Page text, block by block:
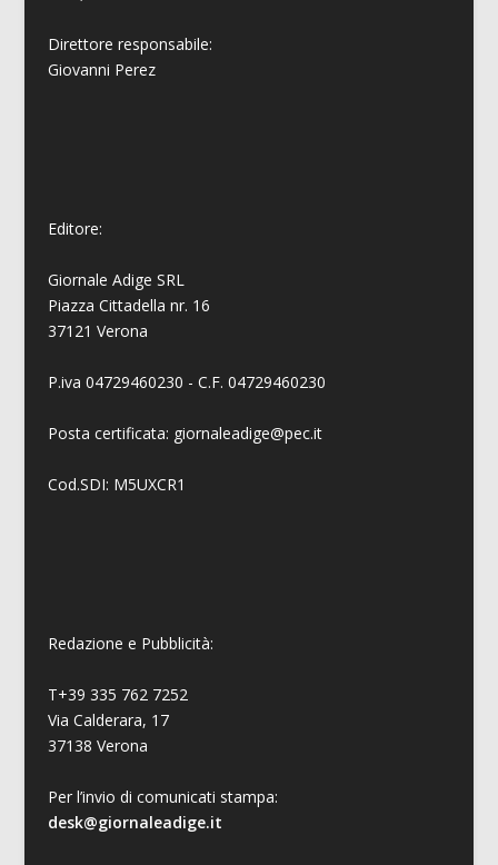
Direttore responsabile:
Giovanni Perez
Editore:
Giornale Adige SRL
Piazza Cittadella nr. 16
37121 Verona
P.iva 04729460230 - C.F. 04729460230
Posta certificata: giornaleadige@pec.it
Cod.SDI: M5UXCR1
Redazione e Pubblicità:
T+39 335 762 7252
Via Calderara, 17
37138 Verona
Per l’invio di comunicati stampa:
desk@giornaleadige.it